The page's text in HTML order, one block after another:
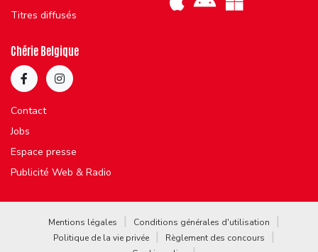
Titres diffusés
Chérie Belgique
Contact
Jobs
Espace presse
Publicité Web & Radio
Mentions légales
Conditions générales d'utilisation
Politique de la vie privée
Règlement des concours